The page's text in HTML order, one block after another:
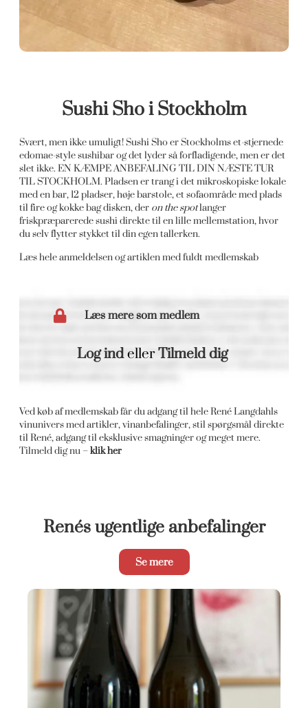
Sushi Sho i Stockholm
Svært, men ikke umuligt! Sushi Sho er Stockholms et-stjernede
edomae-style sushibar og det lyder så forfladigende, men er det
slet ikke. EN KÆMPE ANBEFALING TIL DIN NÆSTE TUR
TIL STOCKHOLM. Pladsen er trang i det mikroskopiske lokale
med en bar, 12 pladser, høje barstole, et sofaområde med plads
til fire og kokke bag disken, der on the spotlanger
friskpræparerede sushi direkte til en lille mellemstation, hvor
du selv flytter stykket til din egen tallerken.
Læs hele anmeldelsen og artiklen med fuldt medlemskab
Læs mere som medlem
Log indellerTilmeld dig
Ved køb af medlemskab får du adgang til hele René Langdahls
vinunivers med artikler, vinanbefalinger, stil spørgsmål direkte
til René, adgang til eksklusive smagninger og meget mere.
Tilmeld dig nu –klik her
Renés ugentlige anbefalinger
Se mere